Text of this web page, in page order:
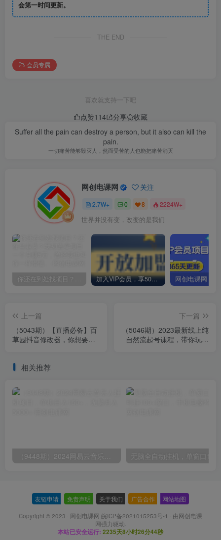
会第一时间更新。
THE END
会员专属
喜欢就支持一下吧
点赞114 分享
收藏
Suffer all the pain can destroy a person, but it also can kill the
pain.
一切痛苦能够毁灭人，然而受苦的人也能把痛苦消灭
网创电课网 关注
2.7W+ 0 8 2224W+
世界并没有变，改变的是我们
加入VIP会员，享50%的推广提成，免费学习多种网上创业课程，菜鸟秒变大神！
上一篇
（5043期）【直播必备】百
草园抖音修改器，你想要的
下一篇
（5046期）2023最新线上纯
自然流起号课程，带你玩转
相关推荐
友链申请 免责声明 关于我们 广告合作 网站地图
Copyright © 2023 · 网创电课网 皖ICP备2021015253号-1 · 由网创电课
网强力驱动.
本站已安全运行: 2235天8小时26分44秒